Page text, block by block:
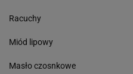
Racuchy
Miód lipowy
Masło czosnkowe